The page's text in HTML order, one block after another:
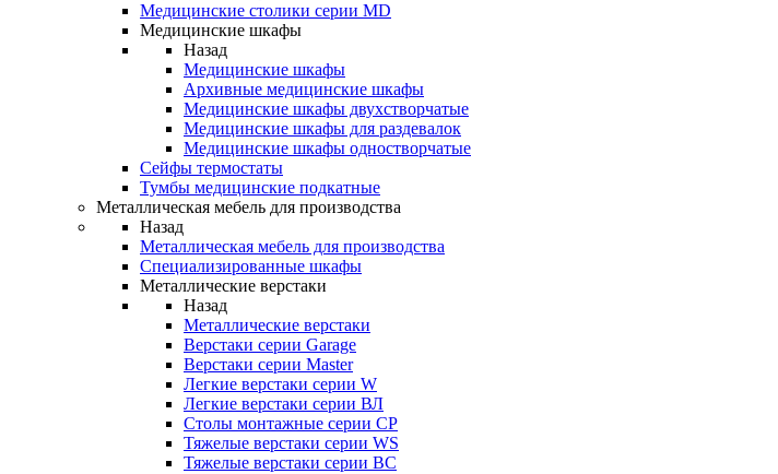
Медицинские столики серии MD
Медицинские шкафы
Назад
Медицинские шкафы
Архивные медицинские шкафы
Медицинские шкафы двухстворчатые
Медицинские шкафы для раздевалок
Медицинские шкафы одностворчатые
Сейфы термостаты
Тумбы медицинские подкатные
Металлическая мебель для производства
Назад
Металлическая мебель для производства
Cпециализированные шкафы
Металлические верстаки
Назад
Металлические верстаки
Верстаки серии Garage
Верстаки серии Master
Легкие верстаки серии W
Легкие верстаки серии ВЛ
Столы монтажные серии СР
Тяжелые верстаки серии WS
Тяжелые верстаки серии ВС